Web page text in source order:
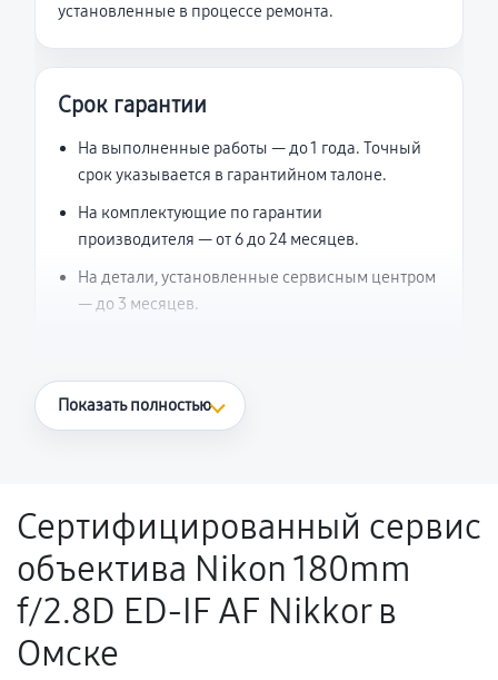
установленные в процессе ремонта.
Срок гарантии
На выполненные работы — до 1 года. Точный
срок указывается в гарантийном талоне.
На комплектующие по гарантии
производителя — от 6 до 24 месяцев.
На детали, установленные сервисным центром
— до 3 месяцев.
Что считается гарантийным случаем
Поломка установленной детали при
нормальной эксплуатации в течение
гарантийного срока.
Несоответствие комплектующей заявленным
техническим характеристикам.
Показать полностью
Сертифицированный сервис
объектива Nikon 180mm
f/2.8D ED-IF AF Nikkor в
Омске